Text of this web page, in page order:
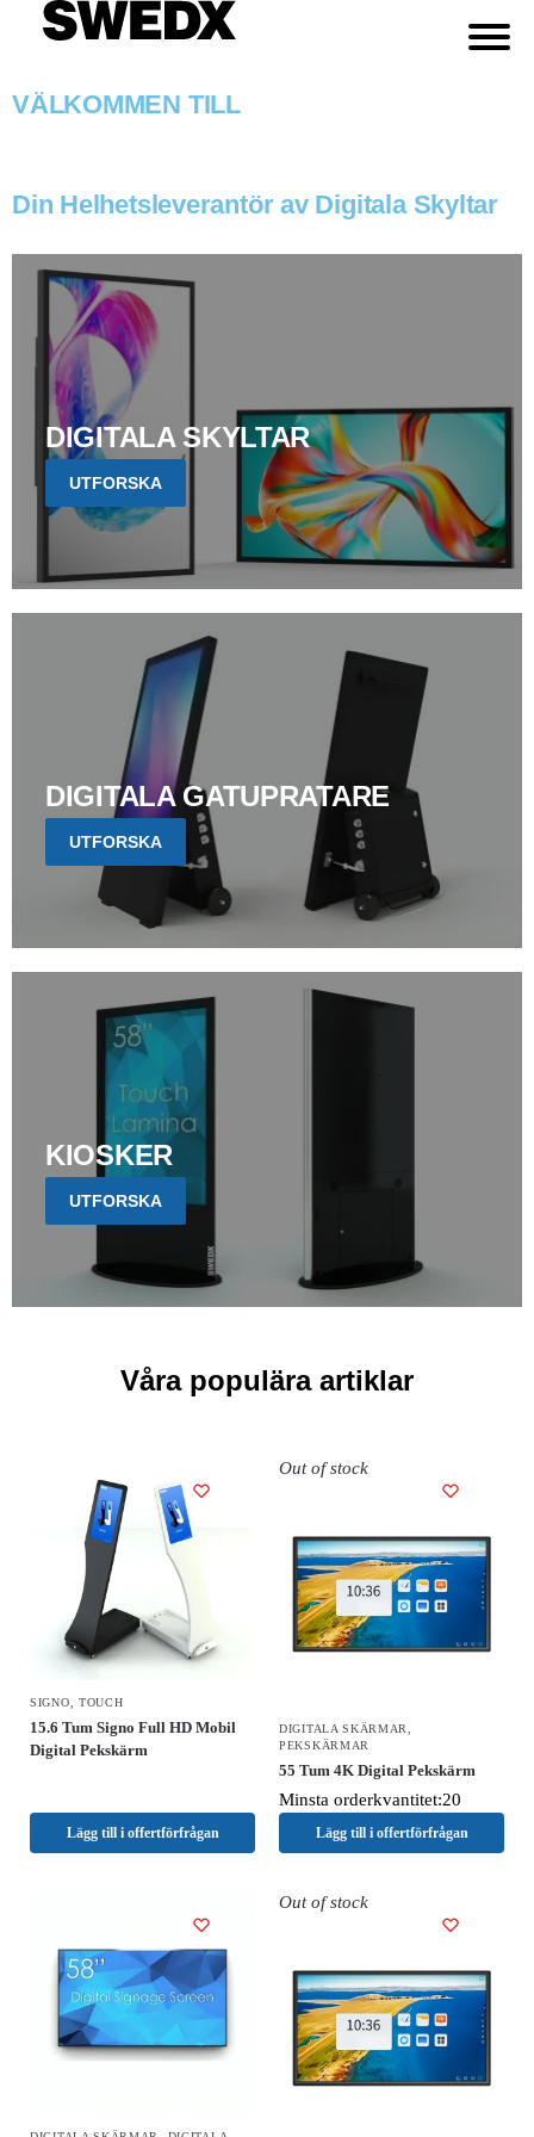
VÄLKOMMEN TILL
Din Helhetsleverantör av Digitala Skyltar
DIGITALA SKYLTAR
UTFORSKA
DIGITALA GATUPRATARE
UTFORSKA
KIOSKER
UTFORSKA
Våra populära artiklar
SIGNO TOUCH
15.6 Tum Signo Full HD Mobil
Digital Pekskärm
Lägg till i offertförfrågan
Out of stock
DIGITALA SKÄRMAR
PEKSKÄRMAR
55 Tum 4K Digital Pekskärm
Minsta orderkvantitet:20
Lägg till i offertförfrågan
Out of stock